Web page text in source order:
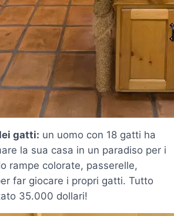
gatti: un uomo con 18 gatti ha
la sua casa in un paradiso per i
rampe colorate, passerelle,
far giocare i propri gatti. Tutto
35.000 dollari!